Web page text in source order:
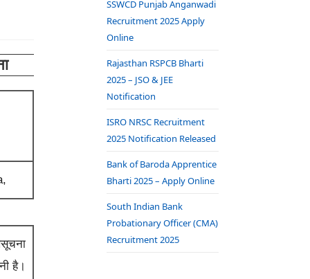
है।
SSWCD Punjab Anganwadi
Recruitment 2025 Apply
Online
Rajasthan RSPCB Bharti
2025 – JSO & JEE
Notification
ISRO NRSC Recruitment
2025 Notification Released
Bank of Baroda Apprentice
Bharti 2025 – Apply Online
South Indian Bank
Probationary Officer (CMA)
Recruitment 2025